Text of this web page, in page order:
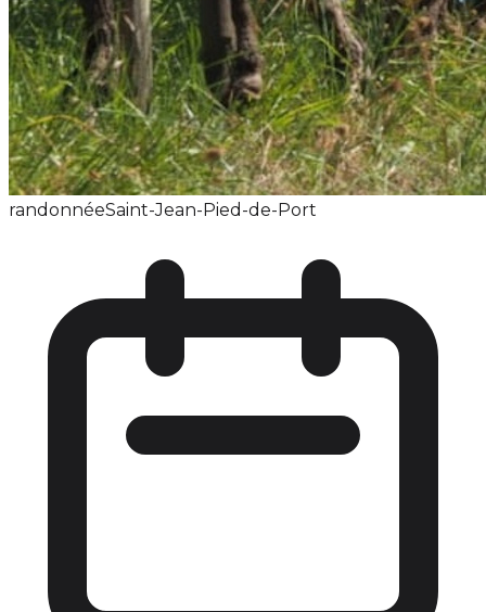
randonnéeSaint-Jean-Pied-de-Port